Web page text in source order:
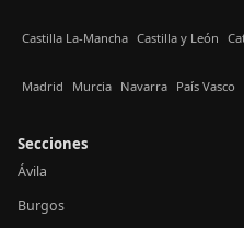
Castilla La-Mancha Castilla y León
Madrid Murcia Navarra País Vasco
Secciones
Ávila
Burgos